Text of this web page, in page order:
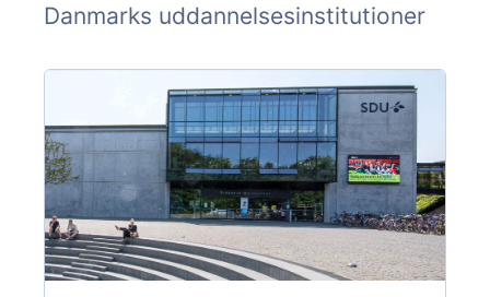
Danmarks uddannelsesinstitutioner